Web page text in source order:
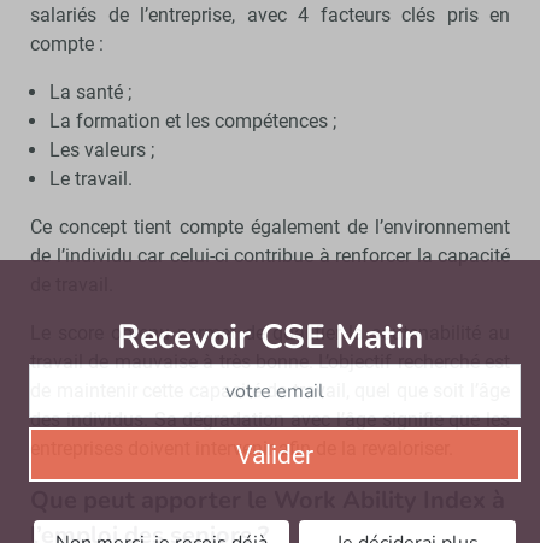
salariés de l’entreprise, avec 4 facteurs clés pris en
compte :
La santé ;
La formation et les compétences ;
Les valeurs ;
Le travail.
Ce concept tient compte également de l’environnement
de l’individu car celui-ci contribue à renforcer la capacité
Le score obtenu permet de qualifier la soutenabilité au
travail de mauvaise à très bonne. L’objectif recherché est
de maintenir cette capacité de travail, quel que soit l’âge
des individus. Sa dégradation avec l’âge signifie que les
entreprises doivent intervenir afin de la revaloriser.
l’emploi des seniors ?
Recevoir CSE Matin
Valider